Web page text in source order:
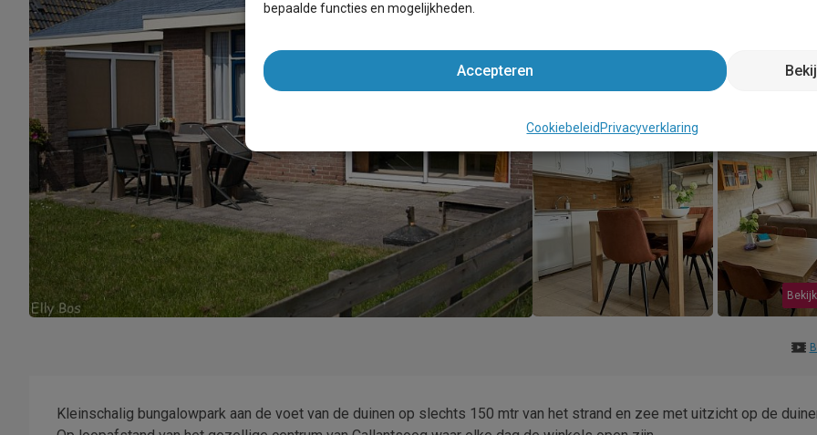
Kleinschalig bungalowpark aan de voet van de duinen op slechts 150 mtr van het strand en zee met uitzicht op de
bepaalde functies en mogelijkheden.
Accepteren
Cookiebeleid Privacyverklaring